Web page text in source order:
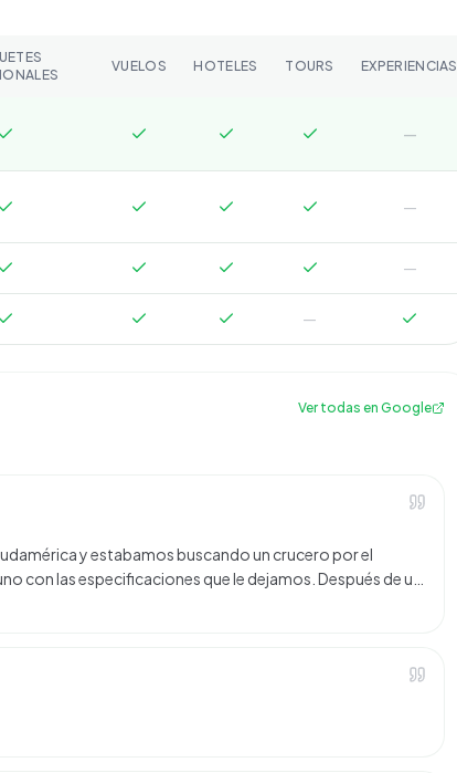
VUELOS HOTELES TOURS EXPERIENCIAS
—
—
—
—
Ver todas en Google
y estabamos buscando un crucero por el
con las especificaciones que le dejamos. Después de u…